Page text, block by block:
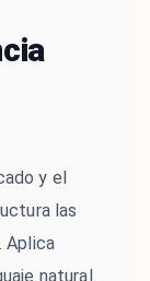
y el
las
Aplica
natural